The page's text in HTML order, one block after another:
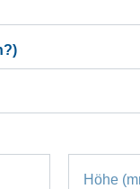
auswählen
Höhe